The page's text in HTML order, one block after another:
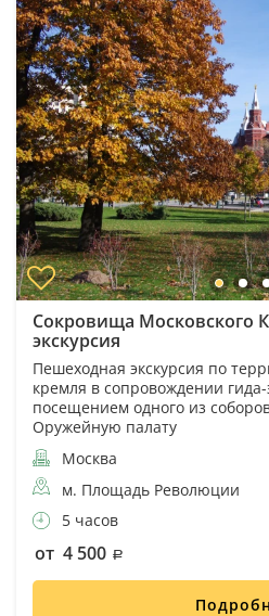
Сокровища Московского
экскурсия
Пешеходная экскурсия по
кремля в сопровождении гида-
посещением одного из
Оружейную палату
Москва
м. Площадь Революции
5 часов
от 4 500